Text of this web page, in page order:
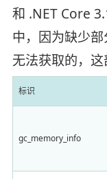
和 .NET Core
中，因为缺少
无法获取的，这
标识
gc_memory_info